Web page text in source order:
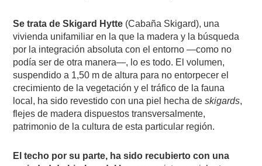
Se trata de Skigard Hytte (Cabaña Skigard), una
vivienda unifamiliar en la que la madera y la búsqueda
por la integración absoluta con el entorno —como no
podía ser de otra manera—, lo es todo. El volumen,
suspendido a 1,50 m de altura para no entorpecer el
crecimiento de la vegetación y el tráfico de la fauna
local, ha sido revestido con una piel hecha deskigards,
flejes de madera dispuestos transversalmente,
patrimonio de la cultura de esta particular región.
El techo por su parte, ha sido recubierto con una